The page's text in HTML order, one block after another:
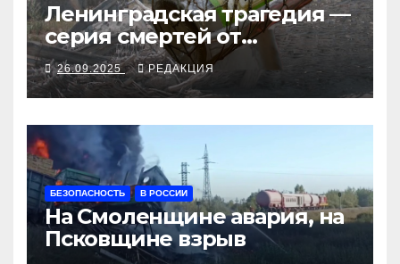
Ленинградская трагедия —
серия смертей от
алкосуррогата
26.09.2025 РЕДАКЦИЯ
БЕЗОПАСНОСТЬ В РОССИИ
На Смоленщине авария, на
Псковщине взрыв